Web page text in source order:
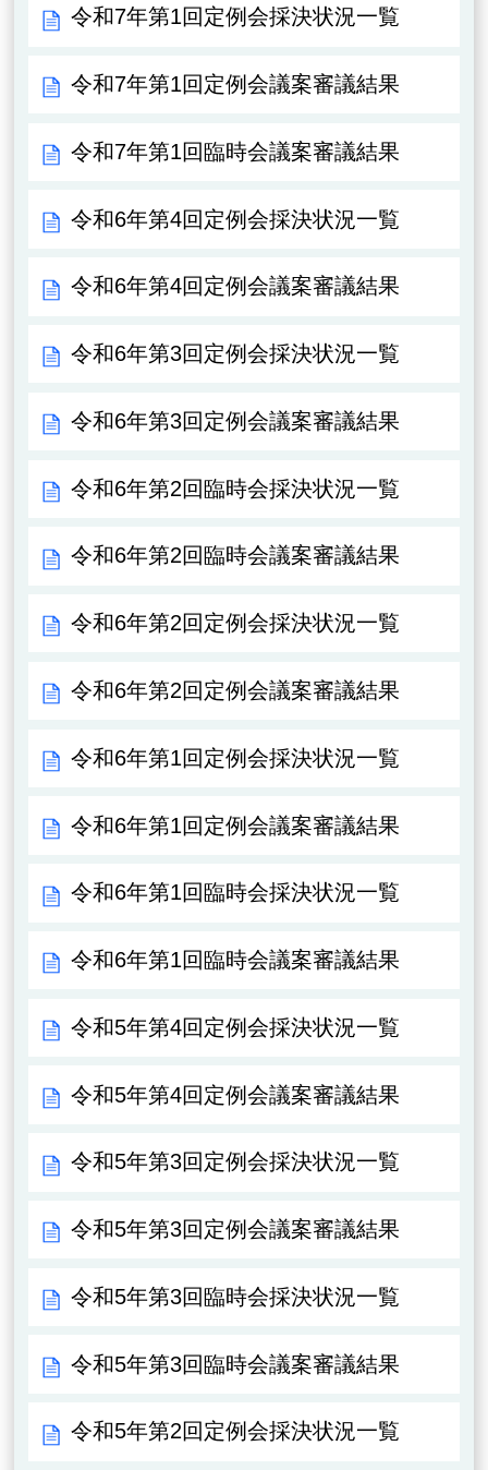
令和7年第1回定例会採決状況一覧
令和7年第1回定例会議案審議結果
令和7年第1回臨時会議案審議結果
令和6年第4回定例会採決状況一覧
令和6年第4回定例会議案審議結果
令和6年第3回定例会採決状況一覧
令和6年第3回定例会議案審議結果
令和6年第2回臨時会採決状況一覧
令和6年第2回臨時会議案審議結果
令和6年第2回定例会採決状況一覧
令和6年第2回定例会議案審議結果
令和6年第1回定例会採決状況一覧
令和6年第1回定例会議案審議結果
令和6年第1回臨時会採決状況一覧
令和6年第1回臨時会議案審議結果
令和5年第4回定例会採決状況一覧
令和5年第4回定例会議案審議結果
令和5年第3回定例会採決状況一覧
令和5年第3回定例会議案審議結果
令和5年第3回臨時会採決状況一覧
令和5年第3回臨時会議案審議結果
令和5年第2回定例会採決状況一覧